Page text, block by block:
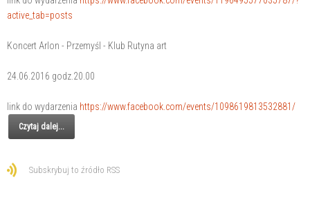
active_tab=posts
Koncert Arlon - Przemyśl - Klub Rutyna art
24.06.2016 godz.20.00
link do wydarzenia https://www.facebook.com/events/1098619813532881/
Czytaj dalej...
Subskrybuj to źródło RSS